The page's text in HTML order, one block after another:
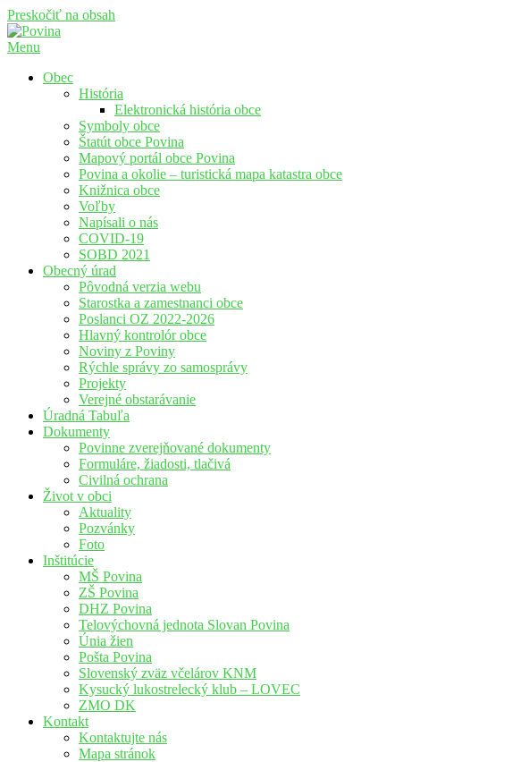
Preskočiť na obsah
Menu
Obec
História
Elektronická história obce
Symboly obce
Štatút obce Povina
Mapový portál obce Povina
Povina a okolie – turistická mapa katastra obce
Knižnica obce
Voľby
Napísali o nás
COVID-19
SOBD 2021
Obecný úrad
Pôvodná verzia webu
Starostka a zamestnanci obce
Poslanci OZ 2022-2026
Hlavný kontrolór obce
Noviny z Poviny
Rýchle správy zo samosprávy
Projekty
Verejné obstarávanie
Úradná Tabuľa
Dokumenty
Povinne zverejňované dokumenty
Formuláre, žiadosti, tlačivá
Civilná ochrana
Život v obci
Aktuality
Pozvánky
Foto
Inštitúcie
MŠ Povina
ZŠ Povina
DHZ Povina
Telovýchovná jednota Slovan Povina
Únia žien
Pošta Povina
Slovenský zväz včelárov KNM
Kysucký lukostrelecký klub – LOVEC
ZMO DK
Kontakt
Kontaktujte nás
Mapa stránok